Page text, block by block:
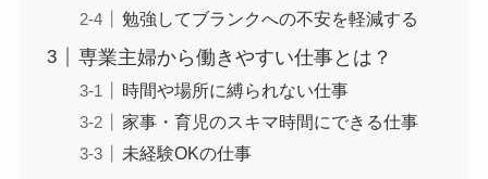
勉強してブランクへの不安を軽減する
専業主婦から働きやすい仕事とは？
時間や場所に縛られない仕事
家事・育児のスキマ時間にできる仕事
未経験OKの仕事